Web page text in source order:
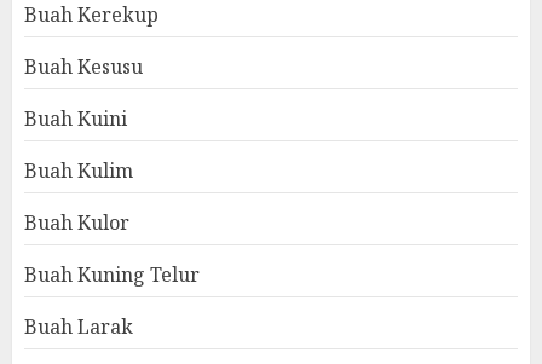
Buah Kerekup
Buah Kesusu
Buah Kuini
Buah Kulim
Buah Kulor
Buah Kuning Telur
Buah Larak